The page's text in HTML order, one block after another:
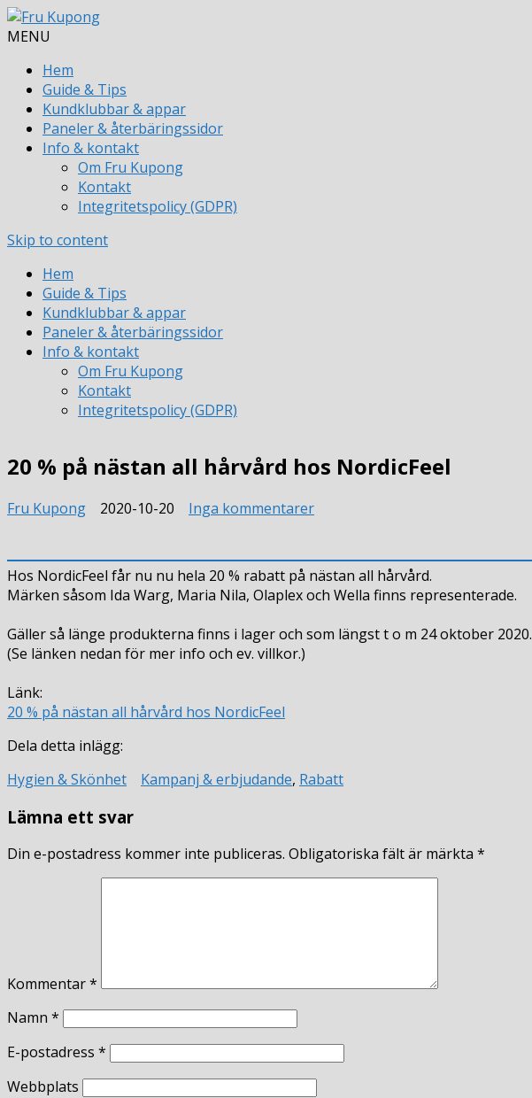
MENU
Hem
Guide & Tips
Kundklubbar & appar
Paneler & återbäringssidor
Info & kontakt
Om Fru Kupong
Kontakt
Integritetspolicy (GDPR)
Skip to content
Hem
Guide & Tips
Kundklubbar & appar
Paneler & återbäringssidor
Info & kontakt
Om Fru Kupong
Kontakt
Integritetspolicy (GDPR)
20 % på nästan all hårvård hos NordicFeel
Fru Kupong 2020-10-20 Inga kommentarertill
på
nästan
all
hårvård
hos
Hos NordicFeel får nu nu hela 20 % rabatt på nästan all hårvård.
Märken såsom Ida Warg, Maria Nila, Olaplex och Wella finns representerade.
Gäller så länge produkterna finns i lager och som längst t o m 24 oktober 2020.
(Se länken nedan för mer info och ev. villkor.)
Länk:
20 % på nästan all hårvård hos NordicFeel
Dela detta inlägg:
Hygien & Skönhet
Kampanj & erbjudande, Rabatt
Lämna ett svar
Din e-postadress kommer inte publiceras. Obligatoriska fält är märkta *
Kommentar*
Namn *
E-postadress *
Webbplats